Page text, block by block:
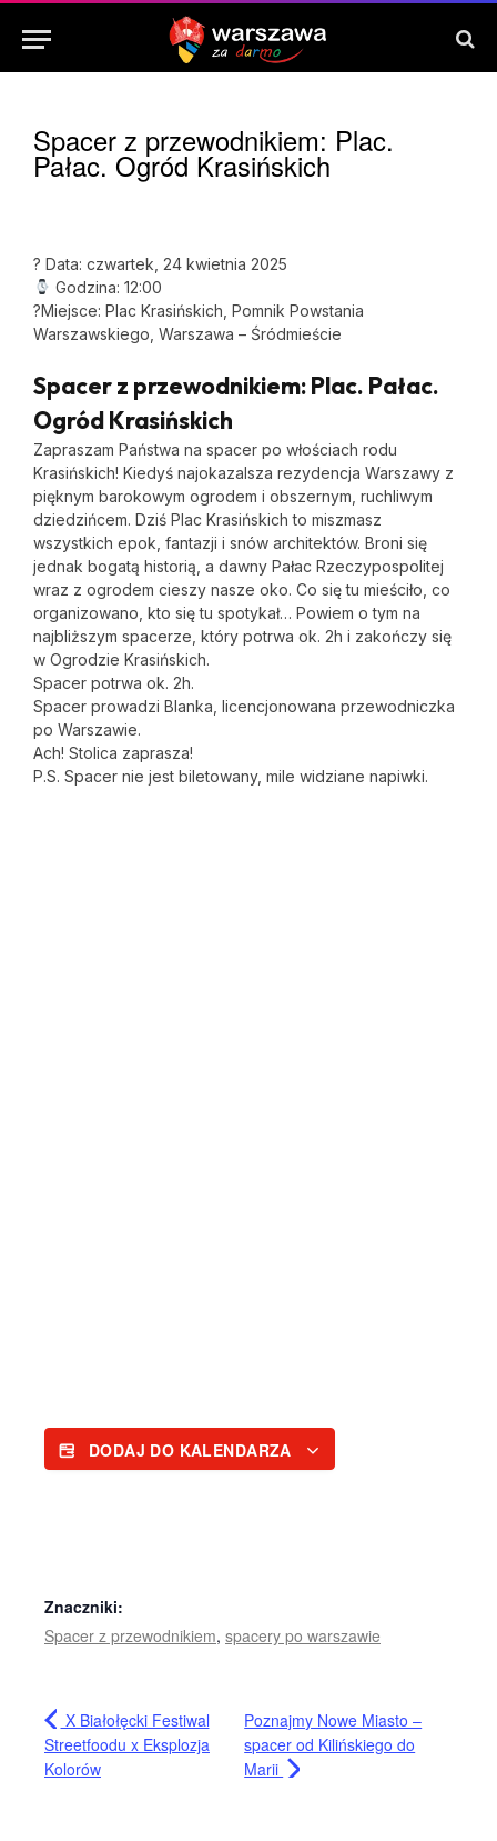
Spacer z przewodnikiem: Plac.
Pałac. Ogród Krasińskich
? Data: czwartek, 24 kwietnia 2025
Godzina: 12:00
?Miejsce: Plac Krasińskich, Pomnik Powstania
Warszawskiego, Warszawa – Śródmieście
Spacer z przewodnikiem: Plac. Pałac.
Ogród Krasińskich
Zapraszam Państwa na spacer po włościach rodu
Krasińskich! Kiedyś najokazalsza rezydencja Warszawy z
pięknym barokowym ogrodem i obszernym, ruchliwym
dziedzińcem. Dziś Plac Krasińskich to miszmasz
wszystkich epok, fantazji i snów architektów. Broni się
jednak bogatą historią, a dawny Pałac Rzeczypospolitej
wraz z ogrodem cieszy nasze oko. Co się tu mieściło, co
organizowano, kto się tu spotykał… Powiem o tym na
najbliższym spacerze, który potrwa ok. 2h i zakończy się
w Ogrodzie Krasińskich.
Spacer potrwa ok. 2h.
Spacer prowadzi Blanka, licencjonowana przewodniczka
po Warszawie.
Ach! Stolica zaprasza!
P.S. Spacer nie jest biletowany, mile widziane napiwki.
DODAJ DO KALENDARZA
Znaczniki:
Spacer z przewodnikiem, spacery po warszawie
X Białołęcki Festiwal
Streetfoodu x Eksplozja
Kolorów
Poznajmy Nowe Miasto –
spacer od Kilińskiego do
Marii